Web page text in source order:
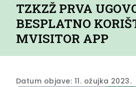
TZKZŽ PRVA
BESPLATNO
MVISITOR APP
Datum objave: 11. ožujka 2023.